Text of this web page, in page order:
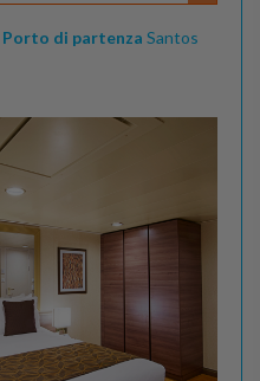
Porto di partenza Santos